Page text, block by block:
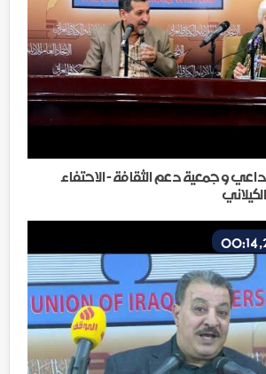
و جمعية دعم الثقافة - الاحتفاء